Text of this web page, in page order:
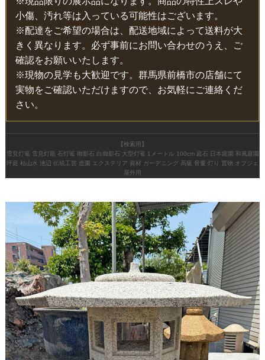
小傷、汚れ等は入っている可能性はございます。
※配達をご希望の場合は、配送地域によって送料が大
きく異なります。必ず事前にお問い合わせのうえ、ご
確認をお願いいたします。
※現物の見学も大歓迎です。群馬県前橋市の店舗にて
実物をご確認いただけますので、お気軽にご連絡くだ
さい。
【検索用】
雪見灯篭 雪見灯籠 石灯篭 御影石 白御影石 大型灯篭 1メートル 100cm 庭石 日本庭園 和風庭園
坪庭 枯山水 池辺 伝統工芸 造園 エクステリア 資材 ガーデニング 高級 骨董 灯り 置物 オブジェ
屋外用